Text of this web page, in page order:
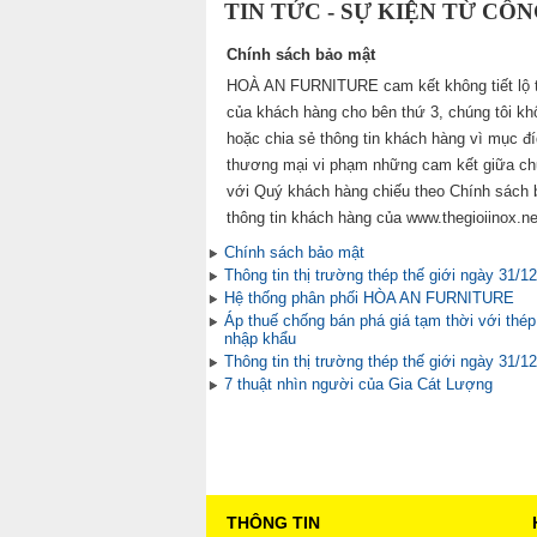
TIN TỨC - SỰ KIỆN TỪ
Chính sách bảo mật
HOÀ AN FURNITURE cam kết không tiết lộ
của khách hàng cho bên thứ 3, chúng tôi
hoặc chia sẻ thông tin khách hàng vì mục
thương mại vi phạm những cam kết giữa
với Quý khách hàng chiếu theo Chính sách
thông tin khách hàng của
Chính sách bảo mật
Thông tin thị trường thép thế giới ngày 31/
Hệ thống phân phối HÒA AN FURNITURE
Áp thuế chống bán phá giá tạm thời với
nhập khẩu
Thông tin thị trường thép thế giới ngày 31/
7 thuật nhìn người của Gia Cát Lượng
THÔNG TIN